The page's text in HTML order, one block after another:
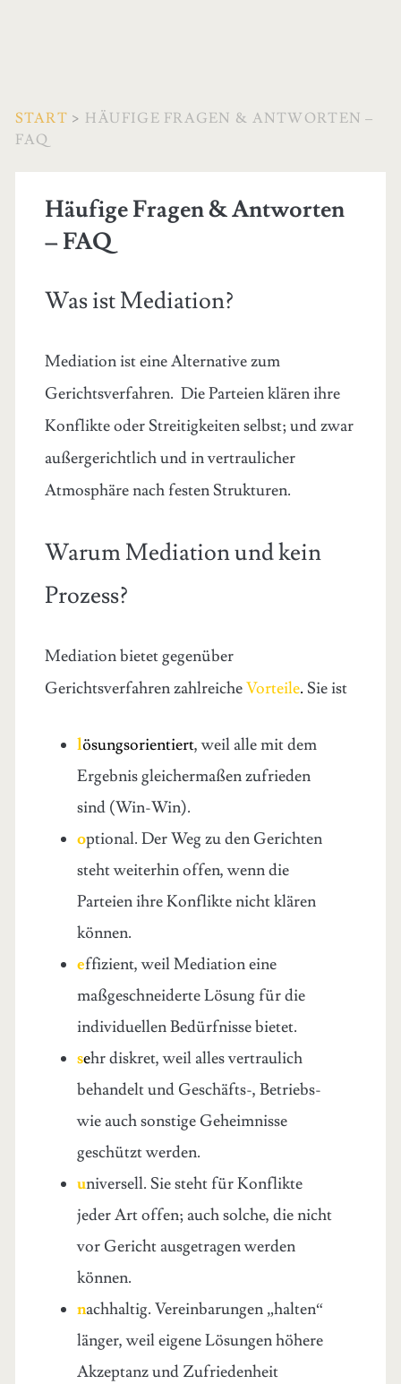
START > HÄUFIGE FRAGEN & ANTWORTEN –
FAQ
Häufige Fragen & Antworten
– FAQ
Was ist Mediation?
Mediation ist eine Alternative zum
Gerichtsverfahren. Die Parteien klären ihre
Konflikte oder Streitigkeiten selbst; und zwar
außergerichtlich und in vertraulicher
Atmosphäre nach festen Strukturen.
Warum Mediation und kein
Prozess?
Mediation bietet gegenüber
Gerichtsverfahren zahlreicheVorteile. Sie ist
lösungsorientiert, weil alle mit dem
Ergebnis gleichermaßen zufrieden
sind (Win-Win).
optional. Der Weg zu den Gerichten
steht weiterhin offen, wenn die
Parteien ihre Konflikte nicht klären
können.
effizient, weil Mediation eine
maßgeschneiderte Lösung für die
individuellen Bedürfnisse bietet.
sehr diskret, weil alles vertraulich
behandelt und Geschäfts-, Betriebs-
wie auch sonstige Geheimnisse
geschützt werden.
universell. Sie steht für Konflikte
jeder Art offen; auch solche, die nicht
vor Gericht ausgetragen werden
können.
nachhaltig. Vereinbarungen „halten“
länger, weil eigene Lösungen höhere
Akzeptanz und Zufriedenheit